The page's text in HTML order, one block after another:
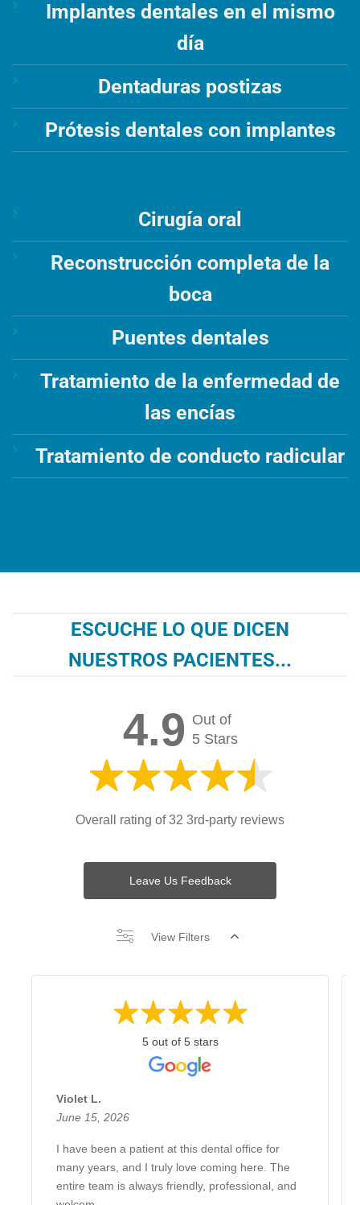
Implantes dentales en el mismo
día
Dentaduras postizas
Prótesis dentales con implantes
Cirugía oral
Reconstrucción completa de la
boca
Puentes dentales
Tratamiento de la enfermedad de
las encías
Tratamiento de conducto radicular
ESCUCHE LO QUE DICEN
NUESTROS PACIENTES...
4.9 Out of
5 Stars
Overall rating of 32 3rd-party reviews
Leave Us Feedback
View Filters
5 out of 5 stars
Violet L.
June 15, 2026
I have been a patient at this dental office for
many years, and I truly love coming here. The
entire team is always friendly, professional, and